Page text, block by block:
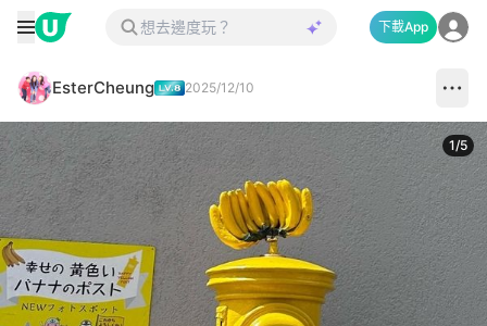
下載App
EsterCheung 2025/12/10
1/5